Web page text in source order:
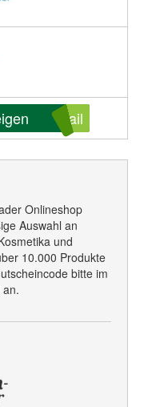
ail
Onlineshop
Auswahl an
und
10.000 Produkte
bitte im